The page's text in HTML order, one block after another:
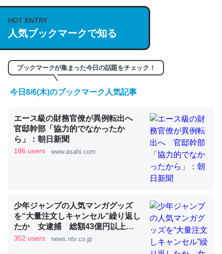
説してる記事が少ないので貴重な良記事。/続編来た
https://isobe324649.hatenablog.com/entry/2023/03/27
/064121
─GPTの仕組みと限界についての考察（１） - conceptualization
くらい。小説でいう「ずっと前の伏線」は回収されないけ
ど、短期記憶というには多い分量。進化すればするほど分
かりやすく強くなりそう
─GPTの仕組みと限界についての考察（１） - conceptualization
昆虫ってカルシウム少ないのか。知らんかった。調べたら
コオロギのカルシウム分はエビの600分の1程度。
─ニュース :: 【研究発表】昆虫学の大問題＝「昆虫はなぜ海にいな
HOT ENTRY
人気ブックマークで知る
ブックマークが集まった今日の話題をチェック！
今日8/6(木)のブックマーク人気記事
エース級の財務官僚が異例転出へ
官邸幹部「協力的でなかったか
ら」：朝日新聞
186 users www.asahi.com
少年ジャンプの人気マンガグッズ
を“大量注文しキャンセル”繰り返し
たか 女逮捕 総額43億円以上
（2026年8月6日掲載）｜日テレ
352 users news.ntv.co.jp